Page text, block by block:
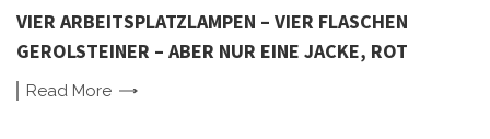
VIER ARBEITSPLATZLAMPEN – VIER FLASCHEN
GEROLSTEINER – ABER NUR EINE JACKE, ROT
Read More